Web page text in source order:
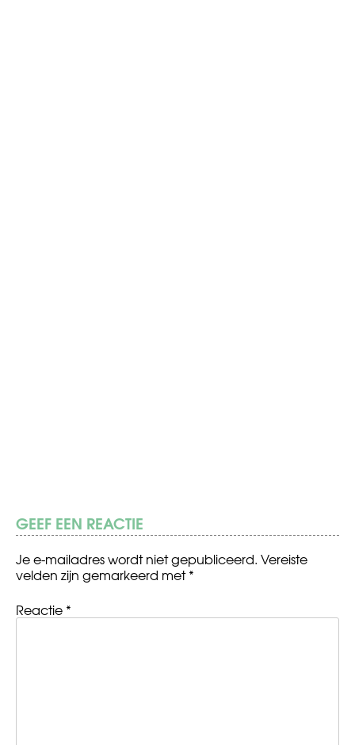
GEEF EEN REACTIE
Je e-mailadres wordt niet gepubliceerd. Vereiste
velden zijn gemarkeerd met*
Reactie *